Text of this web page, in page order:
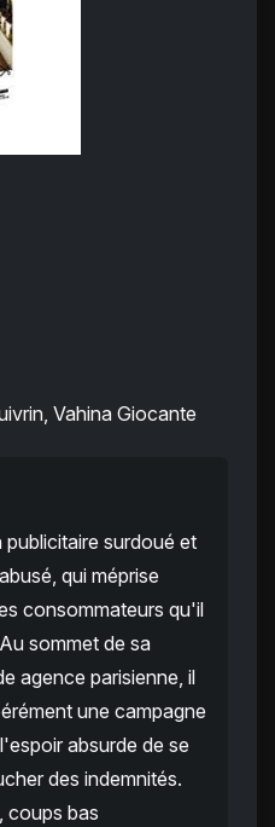
Vahina Giocante
surdoué et
qui méprise
consommateurs qu'il
sommet de sa
agence parisienne, il
une campagne
absurde de se
des indemnités.
coups bas